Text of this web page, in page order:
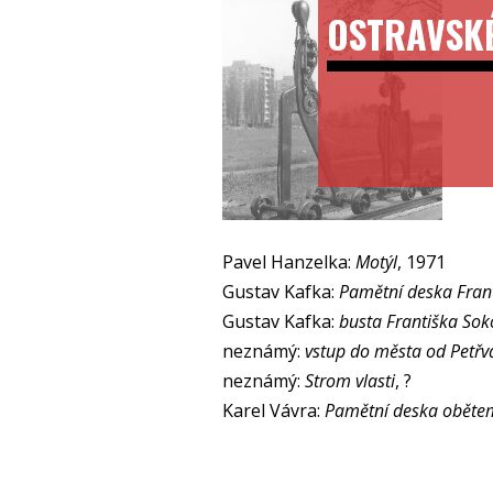
Pavel Hanzelka: Motýl, 1971
Gustav Kafka: Pamětní deska
Gustav Kafka: busta Františka
neznámý: vstup do města od
neznámý: Strom vlasti, ?
Karel Vávra: Pamětní deska